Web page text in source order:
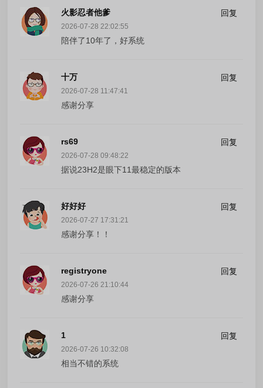
火影忍者他爹 回复
2026-07-28 22:02:55
陪伴了10年了，好系统
十万 回复
2026-07-28 11:47:41
感谢分享
rs69 回复
2026-07-28 09:48:22
据说23H2是眼下11最稳定的版本
好好好 回复
2026-07-27 17:31:21
感谢分享！！
registryone 回复
2026-07-26 21:10:44
感谢分享
1 回复
2026-07-26 10:32:08
相当不错的系统